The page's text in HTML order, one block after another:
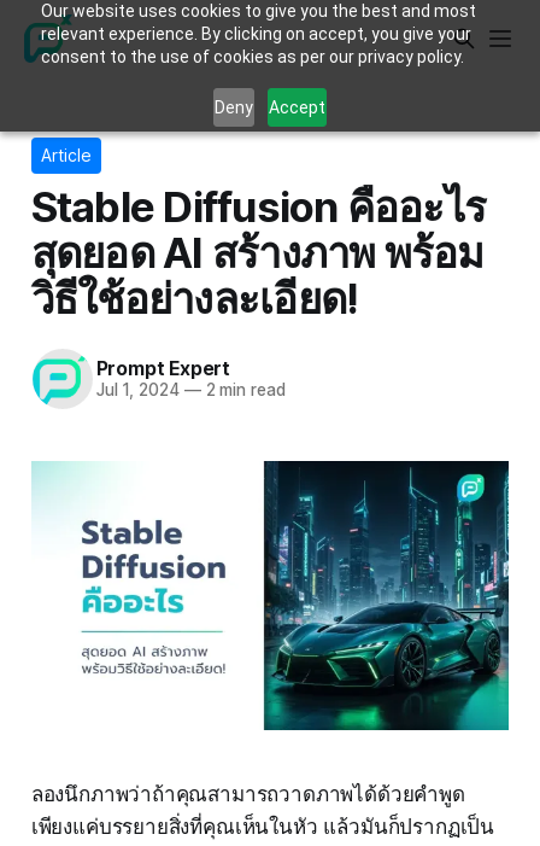
Our website uses cookies to give you the best and most
relevant experience. By clicking on accept, you give your
consent to the use of cookies as per our privacy policy.
Deny Accept
Article
Stable Diffusion คืออะไร
สุดยอด AI สร้างภาพ พร้อม
วิธีใช้อย่างละเอียด!
Prompt Expert
Jul 1, 2024 —2 min read
ลองนึกภาพว่าถ้าคุณสามารถวาดภาพได้ด้วยคำพูด
เพียงแค่บรรยายสิ่งที่คุณเห็นในหัว แล้วมันก็ปรากฏเป็น